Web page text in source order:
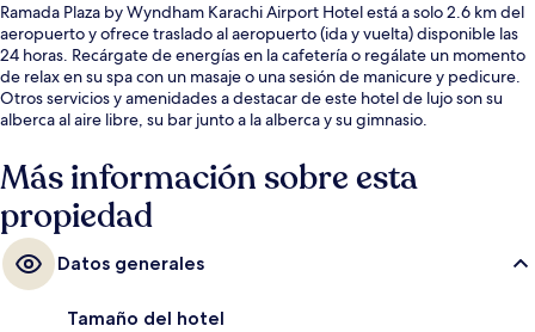
Ramada Plaza by Wyndham Karachi Airport Hotel está a solo 2.6 km del
aeropuerto y ofrece traslado al aeropuerto (ida y vuelta) disponible las
24 horas. Recárgate de energías en la cafetería o regálate un momento
de relax en su spa con un masaje o una sesión de manicure y pedicure.
Otros servicios y amenidades a destacar de este hotel de lujo son su
alberca al aire libre, su bar junto a la alberca y su gimnasio.
Más información sobre esta
propiedad
Datos generales
Tamaño del hotel